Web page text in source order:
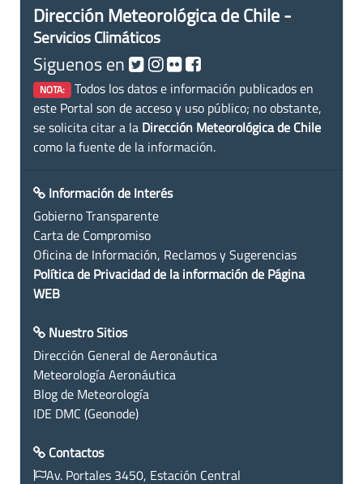
Dirección Meteorológica de Chile -
Servicios Climáticos
Siguenos en
NOTA: Todos los datos e información publicados en
este Portal son de acceso y uso público; no obstante,
se solicita citar a la Dirección Meteorológica de Chile
como la fuente de la información.
Información de Interés
Gobierno Transparente
Carta de Compromiso
Oficina de Información, Reclamos y Sugerencias
Política de Privacidad de la información de Página
WEB
Nuestro Sitios
Dirección General de Aeronáutica
Meteorología Aeronáutica
Blog de Meteorología
IDE DMC (Geonode)
Contactos
Av. Portales 3450, Estación Central